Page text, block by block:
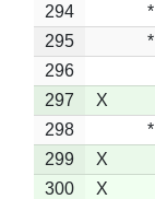
294
*
295
*
296
297
X
298
*
299
X
300
X